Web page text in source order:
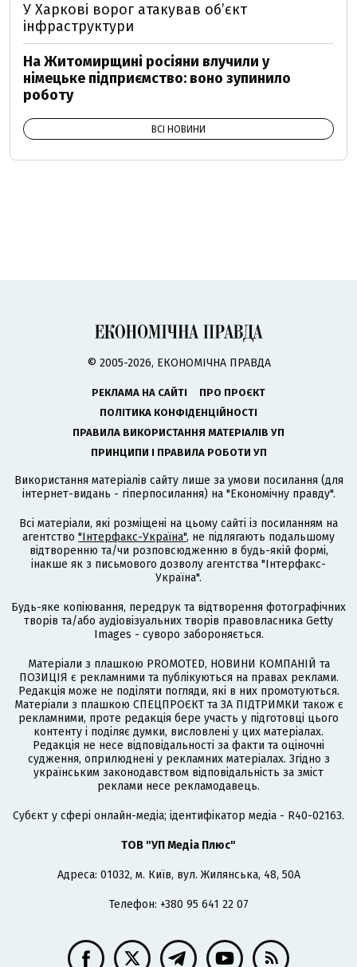
У Харкові ворог атакував обʼєкт
інфраструктури
На Житомирщині росіяни влучили у
німецьке підприємство: воно зупинило
роботу
ВСІ НОВИНИ
© 2005-2026, ЕКОНОМІЧНА ПРАВДА
РЕКЛАМА НА САЙТІ
ПРО ПРОЄКТ
ПОЛІТИКА КОНФІДЕНЦІЙНОСТІ
ПРАВИЛА ВИКОРИСТАННЯ МАТЕРІАЛІВ УП
ПРИНЦИПИ І ПРАВИЛА РОБОТИ УП
Використання матеріалів сайту лише за умови посилання (для
інтернет-видань - гіперпосилання) на "Економічну правду".
Всі матеріали, які розміщені на цьому сайті із посиланням на
агентство "Інтерфакс-Україна", не підлягають подальшому
відтворенню та/чи розповсюдженню в будь-якій формі,
інакше як з письмового дозволу агентства "Інтерфакс-
Україна".
Будь-яке копіювання, передрук та відтворення фотографічних
творів та/або аудіовізуальних творів правовласника Getty
Images - суворо забороняється.
Матеріали з плашкою PROMOTED, НОВИНИ КОМПАНІЙ та
ПОЗИЦІЯ є рекламними та публікуються на правах реклами.
Редакція може не поділяти погляди, які в них промотуються.
Матеріали з плашкою СПЕЦПРОЄКТ та ЗА ПІДТРИМКИ також є
рекламними, проте редакція бере участь у підготовці цього
контенту і поділяє думки, висловлені у цих матеріалах.
Редакція не несе відповідальності за факти та оціночні
судження, оприлюднені у рекламних матеріалах. Згідно з
українським законодавством відповідальність за зміст
реклами несе рекламодавець.
Cубєкт у сфері онлайн-медіа; ідентифікатор медіа - R40-02163.
ТОВ "УП Медіа Плюс"
Адреса: 01032, м. Київ, вул. Жилянська, 48, 50А
Телефон: +380 95 641 22 07